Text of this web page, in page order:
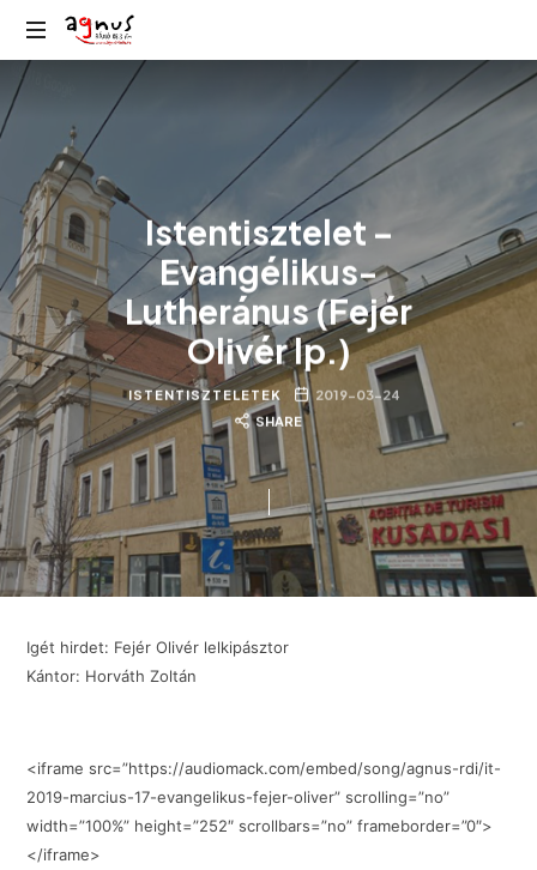
Agnus
Rádió
Kolozsvár
közösségi
rádiója
Istentisztelet –
Evangélikus-
Lutheránus (Fejér
Olivér lp.)
ISTENTISZTELETEK
2019-03-24
SHARE
Igét hirdet: Fejér Olivér lelkipásztor
Kántor: Horváth Zoltán
<iframe src=”https://audiomack.com/embed/song/agnus-rdi/it-
2019-marcius-17-evangelikus-fejer-oliver” scrolling=”no”
width=”100%” height=”252″ scrollbars=”no” frameborder=”0″>
</iframe>